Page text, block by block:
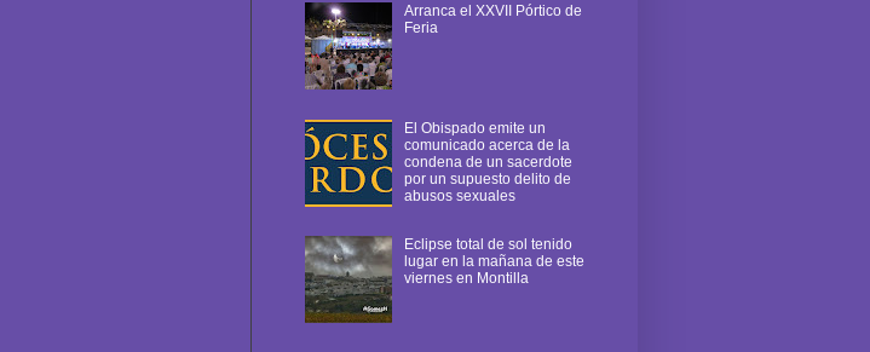
Arranca el XXVII Pórtico de
Feria
El Obispado emite un
comunicado acerca de la
condena de un sacerdote
por un supuesto delito de
abusos sexuales
Eclipse total de sol tenido
lugar en la mañana de este
viernes en Montilla